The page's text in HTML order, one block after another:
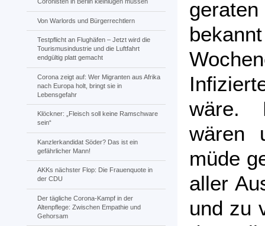
Von Warlords und Bürgerrechtlern
Testpflicht an Flughäfen – Jetzt wird die
Tourismusindustrie und die Luftfahrt
endgültig platt gemacht
Corona zeigt auf: Wer Migranten aus Afrika
nach Europa holt, bringt sie in
Lebensgefahr
Klöckner: „Fleisch soll keine Ramschware
sein“
Kanzlerkandidat Söder? Das ist ein
gefährlicher Mann!
AKKs nächster Flop: Die Frauenquote in
der CDU
Der tägliche Corona-Kampf in der
Altenpflege: Zwischen Empathie und
Gehorsam
wäre.
wären
müde
aller
und zu